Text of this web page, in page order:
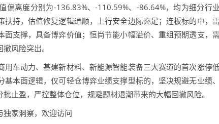
离度分别为-136.83%、-110.59%、-86.64%，均为细分行业
持，估值修复逻辑通顺，上行安全边际充足；连板标的中，雷
支撑，具备博弈价值；恒尚节能小幅溢价、重组预期透支，需
风险突出。
车动力、基建新材料、新能源智能装备三大赛道的首次涨停
本面逻辑，仅可轻仓博弈业绩支撑型标的，坚决规避无业绩、
止盈，严控整体仓位，规避题材退潮带来的大幅回撤风险。
独家洞察，欢迎访问